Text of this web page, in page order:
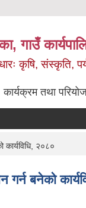
गाउँ
कृषि, संस्कृति,
कार्यक्रम तथा
कार्यविधि, २०८०
गर्न बनेको